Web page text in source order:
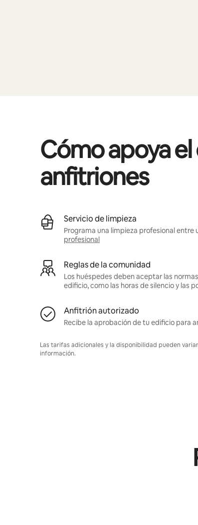
Cómo apoya
anfitriones
Servicio de limpieza
Programa una limpieza profesional entre
profesional
Reglas de la comunidad
Los huéspedes deben aceptar las
edificio, como las horas de silencio y las
Anfitrión autorizado
Recibe la aprobación de tu edificio para
Las tarifas adicionales y la disponibilidad pueden
información.